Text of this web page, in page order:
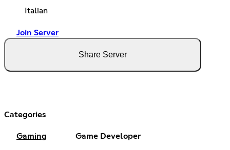
Italian
Join Server
Share Server
Categories
Gaming Game Developer